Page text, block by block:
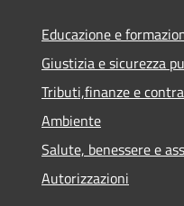
Educazione e
Giustizia e sicurezza
Tributi,finanze e
Ambiente
Salute, benessere e
Autorizzazioni